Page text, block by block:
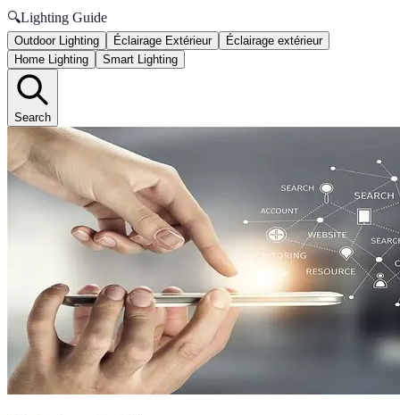
🔍Lighting Guide
Outdoor Lighting Éclairage Extérieur
Éclairage extérieur
Home Lighting
Smart Lighting
Search